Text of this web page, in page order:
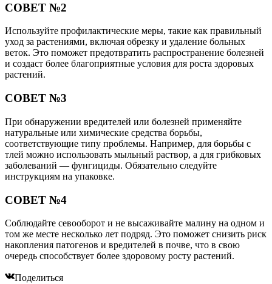
СОВЕТ №2
Используйте профилактические меры, такие как правильный
уход за растениями, включая обрезку и удаление больных
веток. Это поможет предотвратить распространение болезней
и создаст более благоприятные условия для роста здоровых
растений.
СОВЕТ №3
При обнаружении вредителей или болезней применяйте
натуральные или химические средства борьбы,
соответствующие типу проблемы. Например, для борьбы с
тлей можно использовать мыльный раствор, а для грибковых
заболеваний — фунгициды. Обязательно следуйте
инструкциям на упаковке.
СОВЕТ №4
Соблюдайте севооборот и не высаживайте малину на одном и
том же месте несколько лет подряд. Это поможет снизить риск
накопления патогенов и вредителей в почве, что в свою
очередь способствует более здоровому росту растений.
Поделиться